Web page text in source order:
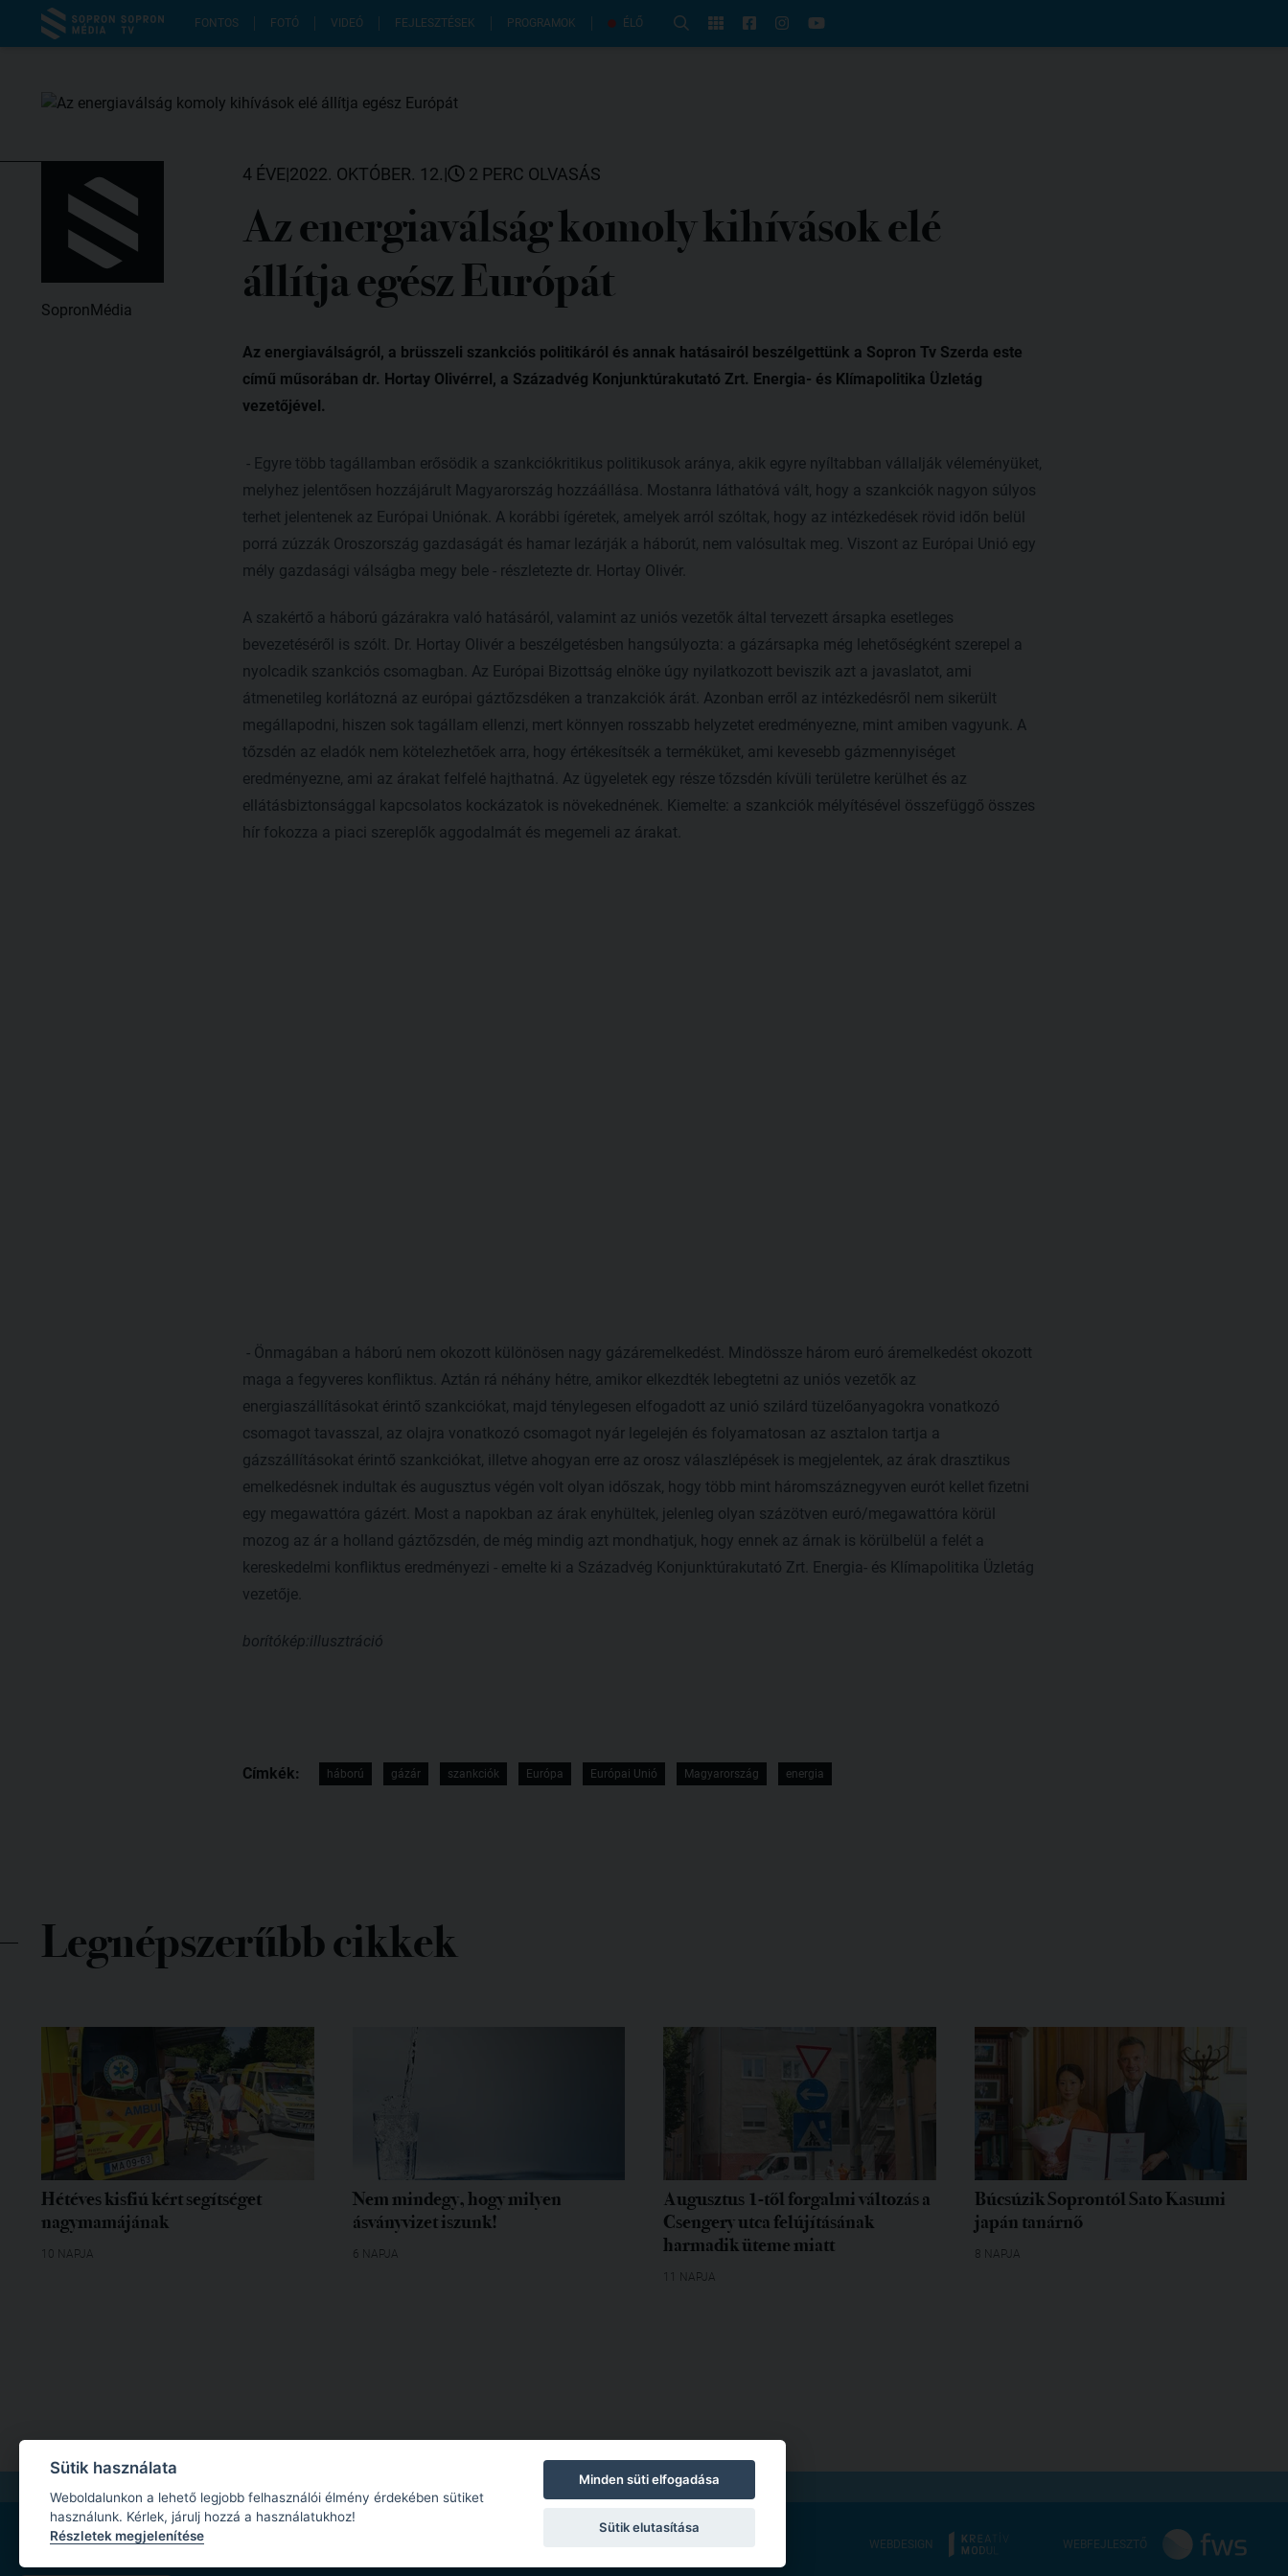
FONTOS FOTÓ VIDEÓ FEJLESZTÉSEK PROGRAMOK ÉLŐ
SopronMédia
4 ÉVE|2022. OKTÓBER. 12.| 2 PERC OLVASÁS
Az energiaválság komoly kihívások elé
állítja egész Európát
Az energiaválságról, a brüsszeli szankciós politikáról és annak hatásairól beszélgettünk a Sopron Tv Szerda este
című műsorában dr. Hortay Olivérrel, a Századvég Konjunktúrakutató Zrt. Energia- és Klímapolitika Üzletág
vezetőjével.
- Egyre több tagállamban erősödik a szankciókritikus politikusok aránya, akik egyre nyíltabban vállalják véleményüket,
melyhez jelentősen hozzájárult Magyarország hozzáállása. Mostanra láthatóvá vált, hogy a szankciók nagyon súlyos
terhet jelentenek az Európai Uniónak. A korábbi ígéretek, amelyek arról szóltak, hogy az intézkedések rövid időn belül
porrá zúzzák Oroszország gazdaságát és hamar lezárják a háborút, nem valósultak meg. Viszont az Európai Unió egy
mély gazdasági válságba megy bele - részletezte dr. Hortay Olivér.
A szakértő a háború gázárakra való hatásáról, valamint az uniós vezetők által tervezett ársapka esetleges
bevezetéséről is szólt. Dr. Hortay Olivér a beszélgetésben hangsúlyozta: a gázársapka még lehetőségként szerepel a
nyolcadik szankciós csomagban. Az Európai Bizottság elnöke úgy nyilatkozott beviszik azt a javaslatot, ami
átmenetileg korlátozná az európai gáztőzsdéken a tranzakciók árát. Azonban erről az intézkedésről nem sikerült
megállapodni, hiszen sok tagállam ellenzi, mert könnyen rosszabb helyzetet eredményezne, mint amiben vagyunk. A
tőzsdén az eladók nem kötelezhetőek arra, hogy értékesítsék a terméküket, ami kevesebb gázmennyiséget
eredményezne, ami az árakat felfelé hajthatná. Az ügyeletek egy része tőzsdén kívüli területre kerülhet és az
ellátásbiztonsággal kapcsolatos kockázatok is növekednének. Kiemelte: a szankciók mélyítésével összefüggő összes
hír fokozza a piaci szereplők aggodalmát és megemeli az árakat.
- Önmagában a háború nem okozott különösen nagy gázáremelkedést. Mindössze három euró áremelkedést okozott
maga a fegyveres konfliktus. Aztán rá néhány hétre, amikor elkezdték lebegtetni az uniós vezetők az
energiaszállításokat érintő szankciókat, majd ténylegesen elfogadott az unió szilárd tüzelőanyagokra vonatkozó
csomagot tavasszal, az olajra vonatkozó csomagot nyár legelején és folyamatosan az asztalon tartja a
gázszállításokat érintő szankciókat, illetve ahogyan erre az orosz válaszlépések is megjelentek, az árak drasztikus
emelkedésnek indultak és augusztus végén volt olyan időszak, hogy több mint háromszáznegyven eurót kellet fizetni
egy megawattóra gázért. Most a napokban az árak enyhültek, jelenleg olyan százötven euró/megawattóra körül
mozog az ár a holland gáztőzsdén, de még mindig azt mondhatjuk, hogy ennek az árnak is körülbelül a felét a
kereskedelmi konfliktus eredményezi - emelte ki a Századvég Konjunktúrakutató Zrt. Energia- és Klímapolitika Üzletág
vezetője.
borítókép:illusztráció
Címkék: háború gázár szankciók Európa Európai Unió Magyarország energia
Legnépszerűbb cikkek
Hétéves kisfiú kért segítséget
nagymamájának
10 NAPJA
Nem mindegy, hogy milyen
ásványvizet iszunk!
6 NAPJA
Augusztus 1-től forgalmi változás a
Csengery utca felújításának
harmadik üteme miatt
11 NAPJA
Búcsúzik Soprontól Sato Kasumi
japán tanárnő
8 NAPJA
MODERÁLÁSI SZABÁLYZAT
WEBDESIGN WEBFEJLESZTŐ
Sütik használata
Weboldalunkon a lehető legjobb felhasználói élmény érdekében sütiket
használunk. Kérlek, járulj hozzá a használatukhoz!
Részletek megjelenítése
Minden süti elfogadása
Sütik elutasítása